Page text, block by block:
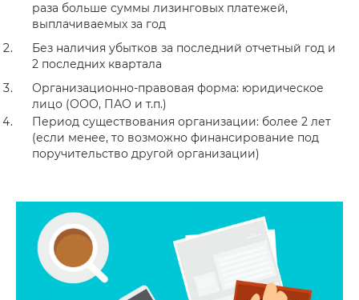
раза больше суммы лизинговых платежей,
выплачиваемых за год
Без наличия убытков за последний отчетный год и
2 последних квартала
Организационно-правовая форма: юридическое
лицо (ООО, ПАО и т.п.)
Период существования организации: более 2 лет
(если менее, то возможно финансирование под
поручительство другой организации)